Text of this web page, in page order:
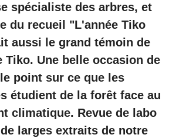
spécialiste des arbres, et
du recueil "L'année Tiko
aussi le grand témoin de
Tiko. Une belle occasion de
point sur ce que les
étudient de la forêt face au
climatique. Revue de labo
larges extraits de notre